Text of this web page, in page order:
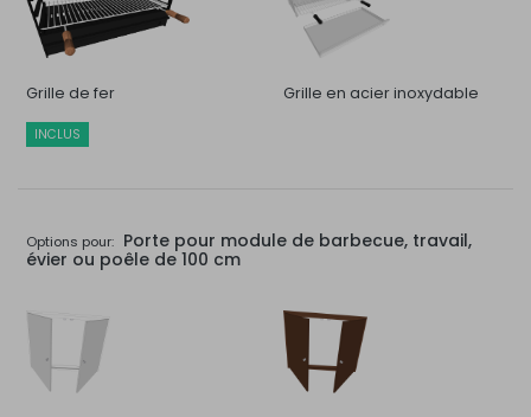
Grille de fer
INCLUS
Grille en acier inoxydable
Options pour: Porte pour module de barbecue, travail,
évier ou poêle de 100 cm